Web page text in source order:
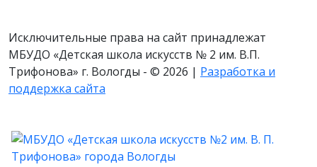
Исключительные права на сайт принадлежат
МБУДО «Детская школа искусств № 2 им. В.П.
Трифонова» г. Вологды - © 2026 | Разработка и
поддержка сайта